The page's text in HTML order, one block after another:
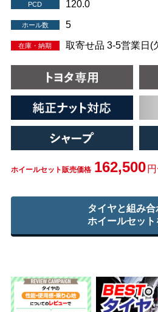
PCD 120.0
ホール数 5
在庫・納期 取寄せ品 3-5営業日(
ホイールセット販売価格 162,500
タイヤと組み合
ホイールセット